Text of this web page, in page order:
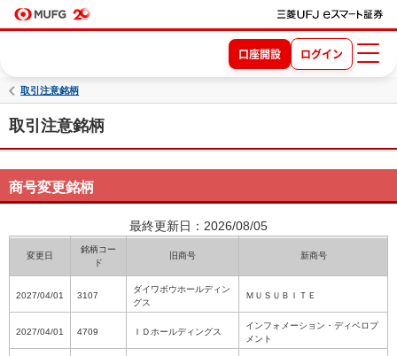
口座開設 ログイン
取引注意銘柄
取引注意銘柄
商号変更銘柄
最終更新日：2026/08/05
変更日
銘柄コー
ド
旧商号 新商号
2027/04/01 3107
ダイワボウホールディン
グス
ＭＵＳＵＢＩＴＥ
2027/04/01 4709 ＩＤホールディングス
インフォメーション・ディベロプ
メント